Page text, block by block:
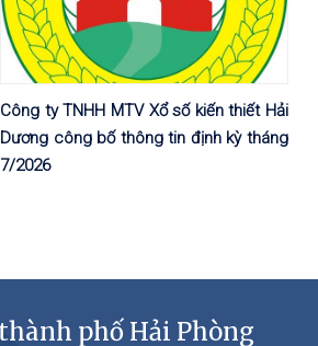
Công ty TNHH MTV Xổ số kiến thiết Hải
Dương công bố thông tin định kỳ tháng
7/2026
phố Hải Phòng